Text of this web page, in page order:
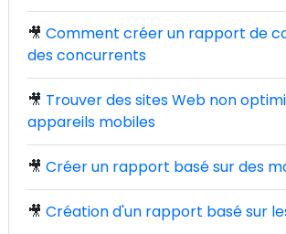
🎥 Comment créer un rapport de
des concurrents
🎥 Trouver des sites Web non
appareils mobiles
🎥 Créer un rapport basé sur des
🎥 Création d'un rapport basé sur